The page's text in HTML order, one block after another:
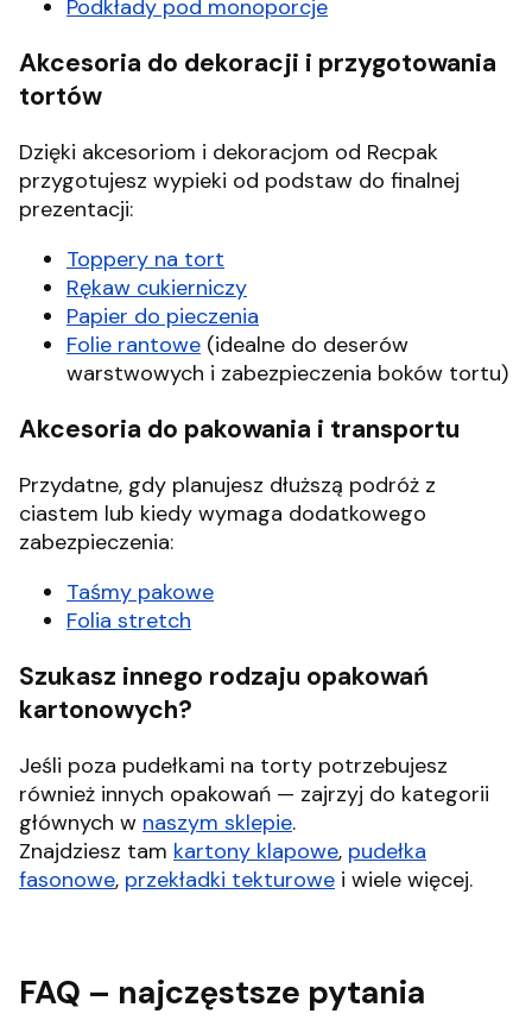
Podkłady pod monoporcje
Akcesoria do dekoracji i przygotowania
tortów
Dzięki akcesoriom i dekoracjom od Recpak
przygotujesz wypieki od podstaw do finalnej
prezentacji:
Toppery na tort
Rękaw cukierniczy
Papier do pieczenia
Folie rantowe (idealne do deserów
warstwowych i zabezpieczenia boków tortu)
Akcesoria do pakowania i transportu
Przydatne, gdy planujesz dłuższą podróż z
ciastem lub kiedy wymaga dodatkowego
zabezpieczenia:
Taśmy pakowe
Folia stretch
Szukasz innego rodzaju opakowań
kartonowych?
Jeśli poza pudełkami na torty potrzebujesz
również innych opakowań — zajrzyj do kategorii
głównych w naszym sklepie.
Znajdziesz tam kartony klapowe, pudełka
fasonowe, przekładki tekturowe i wiele więcej.
FAQ – najczęstsze pytania